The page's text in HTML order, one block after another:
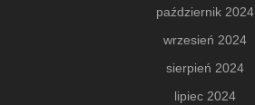
październik 2024
wrzesień 2024
sierpień 2024
lipiec 2024